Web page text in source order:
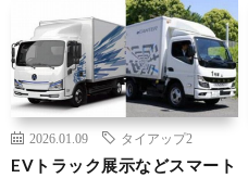
2026.01.09 タイアップ2
EVトラック展示などスマート